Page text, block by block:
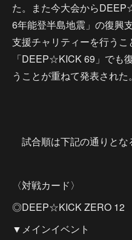
た。また今大会から
6年能登半島地震」の復興
支援チャリティーを行う
「DEEP☆KICK 69」でも
うことが重ねて発表された。
試合順は下記の通りとな
〈対戦カード〉
◎DEEP☆KICK ZERO 12
▼メインイベント